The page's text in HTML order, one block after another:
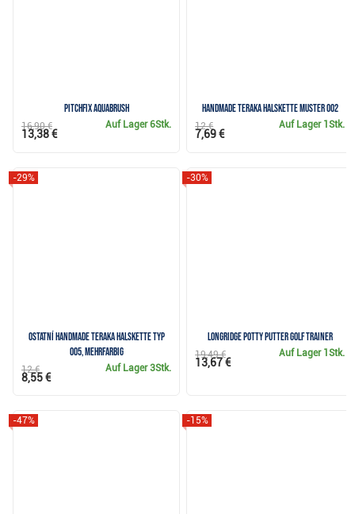
Pitchfix Aquabrush
Auf Lager6Stk.
16,90 €
13,38 €
Handmade Teraka Halskette Muster 002
Auf Lager 1Stk.
12 €
7,69 €
Ostatní Handmade Teraka Halskette Typ
005, mehrfarbig
-29%
Auf Lager3Stk.
12 €
8,55 €
Longridge Potty Putter Golf Trainer
-30%
Auf Lager 1Stk.
19,49 €
13,67 €
-47% -15%